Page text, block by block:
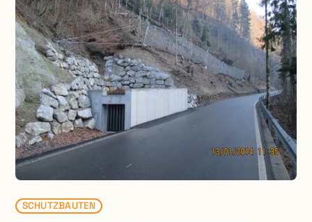
SCHUTZBAUTEN